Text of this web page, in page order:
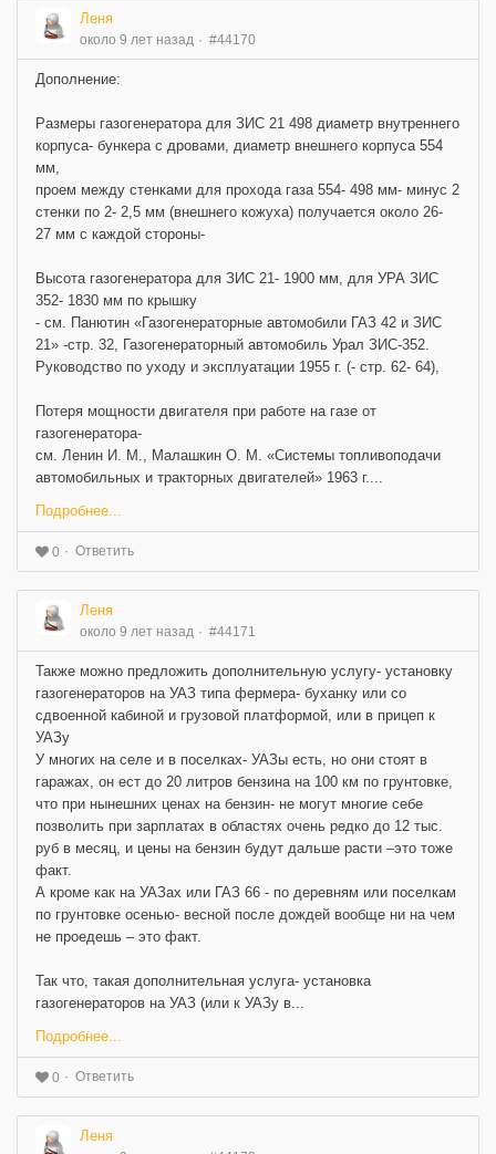
Леня
около 9 лет назад #44170
Дополнение:
Размеры газогенератора для ЗИС 21 498 диаметр внутреннего
корпуса- бункера с дровами, диаметр внешнего корпуса 554
мм,
проем между стенками для прохода газа 554- 498 мм- минус 2
стенки по 2- 2,5 мм (внешнего кожуха) получается около 26-
27 мм с каждой стороны-
Высота газогенератора для ЗИС 21- 1900 мм, для УРА ЗИС
352- 1830 мм по крышку
- см. Панютин «Газогенераторные автомобили ГАЗ 42 и ЗИС
21» -стр. 32, Газогенераторный автомобиль Урал ЗИС-352.
Руководство по уходу и эксплуатации 1955 г. (- стр. 62- 64),
Потеря мощности двигателя при работе на газе от
газогенератора-
см. Ленин И. М., Малашкин О. М. «Системы топливоподачи
автомобильных и тракторных двигателей» 1963 г....
Подробнее...
0 Ответить
Леня
около 9 лет назад #44171
Также можно предложить дополнительную услугу- установку
газогенераторов на УАЗ типа фермера- буханку или со
сдвоенной кабиной и грузовой платформой, или в прицеп к
УАЗу
У многих на селе и в поселках- УАЗы есть, но они стоят в
гаражах, он ест до 20 литров бензина на 100 км по грунтовке,
что при нынешних ценах на бензин- не могут многие себе
позволить при зарплатах в областях очень редко до 12 тыс.
руб в месяц, и цены на бензин будут дальше расти –это тоже
факт.
А кроме как на УАЗах или ГАЗ 66 - по деревням или поселкам
по грунтовке осенью- весной после дождей вообще ни на чем
не проедешь – это факт.
Так что, такая дополнительная услуга- установка
газогенераторов на УАЗ (или к УАЗу в...
Подробнее...
0 Ответить
Леня